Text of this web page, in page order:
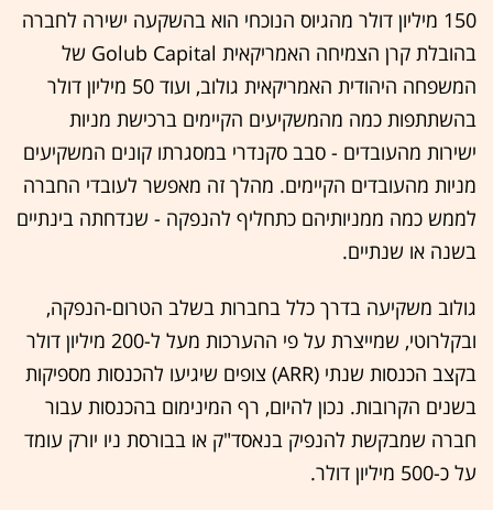
150 מיליון דולר מהגיוס הנוכחי הוא בהשקעה ישירה לחברה
בהובלת קרן הצמיחה האמריקאית Golub Capital של
המשפחה היהודית האמריקאית גולוב, ועוד 50 מיליון דולר
בהשתתפות כמה מהמשקיעים הקיימים ברכישת מניות
ישירות מהעובדים - סבב סקנדרי במסגרתו קונים המשקיעים
מניות מהעובדים הקיימים. מהלך זה מאפשר לעובדי החברה
לממש כמה ממניותיהם כתחליף להנפקה - שנדחתה בינתיים
בשנה או שנתיים.
גולוב משקיעה בדרך כלל בחברות בשלב הטרום-הנפקה,
ובקלרוטי, שמייצרת על פי ההערכות מעל ל-200 מיליון דולר
בקצב הכנסות שנתי (ARR) צופים שיגיעו להכנסות מספיקות
בשנים הקרובות. נכון להיום, רף המינימום בהכנסות עבור
חברה שמבקשת להנפיק בנאסד"ק או בבורסת ניו יורק עומד
על כ-500 מיליון דולר.